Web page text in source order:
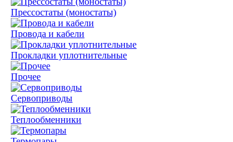
Прессостаты (моностаты)
Провода и кабели
Прокладки уплотнительные
Прочее
Сервоприводы
Теплообменники